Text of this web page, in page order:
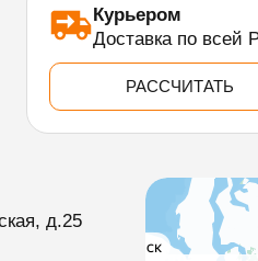
Курьером
Доставка по всей
РАССЧИТАТЬ
д.25